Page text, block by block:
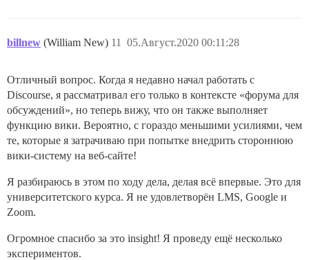
billnew (William New) 05.Август.2020 00:11:28
11
Отличный вопрос. Когда я недавно начал работать с
Discourse, я рассматривал его только в контексте «форума для
обсуждений», но теперь вижу, что он также выполняет
функцию вики. Вероятно, с гораздо меньшими усилиями, чем
те, которые я затрачиваю при попытке внедрить стороннюю
вики-систему на веб-сайте!
Я разбираюсь в этом по ходу дела, делая всё впервые. Это для
университетского курса. Я не удовлетворён LMS, Google и
Zoom.
Огромное спасибо за это insight! Я проведу ещё несколько
экспериментов.